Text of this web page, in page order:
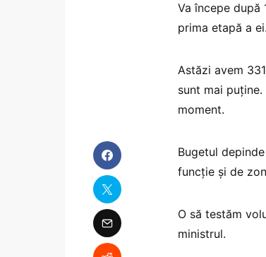
Va începe după
prima etapă a
Astăzi avem
sunt mai
moment.
Bugetul
funcție și de
O să testăm
ministrul.